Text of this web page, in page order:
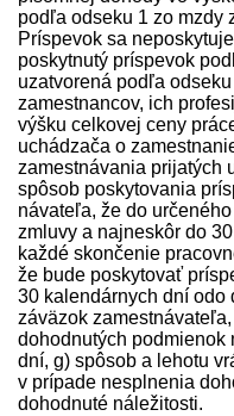
podľa odseku 1 zo mzdy
Príspevok sa
poskytnutý príspevok
uzatvorená podľa
zamestnancov, ich
výšku celkovej ceny
uchádzača o
zamestnávania prijatých
spôsob poskytovania
návateľa, že do
zmluvy a najneskôr do
každé skončenie
že bude poskytovať
30 kalendárnych dní odo
záväzok
dohodnutých podmienok
dní, g) spôsob a lehotu
v prípade nesplnenia
dohodnuté náležitosti.